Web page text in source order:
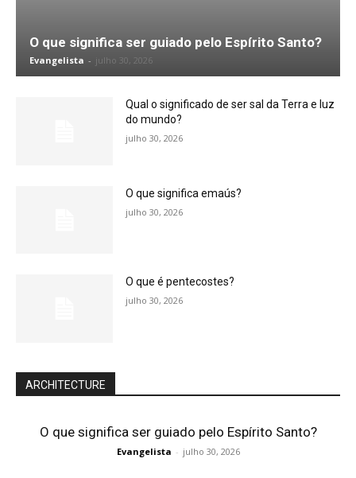
O que significa ser guiado pelo Espírito Santo?
Evangelista - julho 30, 2026
Qual o significado de ser sal da Terra e luz
do mundo?
julho 30, 2026
O que significa emaús?
julho 30, 2026
O que é pentecostes?
julho 30, 2026
ARCHITECTURE
O que significa ser guiado pelo Espírito Santo?
Evangelista - julho 30, 2026